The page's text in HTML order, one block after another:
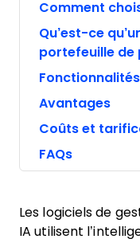
Comment
Qu’est-ce
portefeuille de
Fonctionnalités
Avantages
Coûts et
FAQs
Les logiciels de
IA utilisent